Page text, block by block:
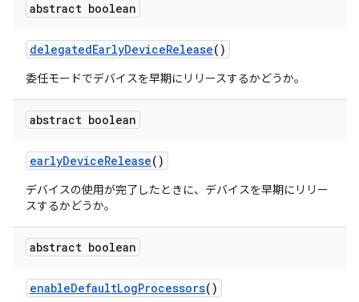
abstract boolean
delegatedEarlyDeviceRelease()
委任モードでデバイスを早期にリリースするかどうか。
abstract boolean
earlyDeviceRelease()
デバイスの使用が完了したときに、デバイスを早期にリリー
スするかどうか。
abstract boolean
enableDefaultLogProcessors()